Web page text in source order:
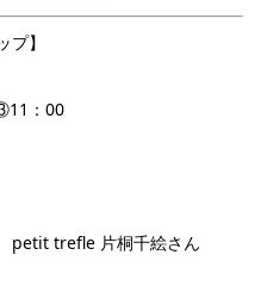
】
：00
petit trefle 片桐千絵さん